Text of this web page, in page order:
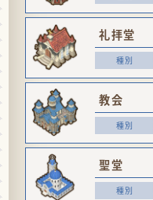
礼拝堂
教会
聖堂